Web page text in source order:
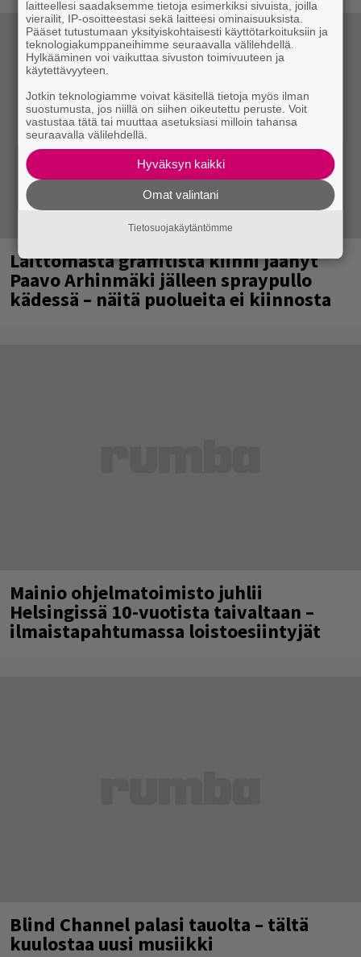
Laittomasta graffitista kiinni jäänyt
Paavo Arhinmäki jälleen spraypullo
kädessä – näitä puolueita ei kiinnosta
Mainio ohjelmatoimisto juhlii
Helsingissä 10-vuotista taivaltaan –
ilmaistapahtumassa loistoesiintyjät
Blind Channel palasi tauolta – tältä
kuulostaa uusi musiikki
laitteellesi saadaksemme tietoja esimerkiksi sivuista, joilla
vierailit, IP-osoitteestasi sekä laitteesi ominaisuuksista.
Pääset tutustumaan yksityiskohtaisesti käyttötarkoituksiin ja
teknologiakumppaneihimme seuraavalla välilehdellä.
Hylkääminen voi vaikuttaa sivuston toimivuuteen ja
käytettävyyteen.
Jotkin teknologiamme voivat käsitellä tietoja myös ilman
suostumusta, jos niillä on siihen oikeutettu peruste. Voit
vastustaa tätä tai muuttaa asetuksiasi milloin tahansa
seuraavalla välilehdellä.
Hyväksyn kaikki
Omat valintani
Tietosuojakäytäntömme